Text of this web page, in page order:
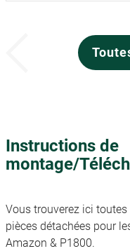
Instructions de
montage/
Vous trouverez ici
pièces détachées pour
Amazon & P1800.